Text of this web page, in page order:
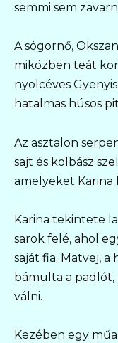
semmi sem
A sógornő,
miközben teát
nyolcéves
hatalmas húsos
Az asztalon
sajt és kolbász
amelyeket Karina
Karina tekintete
sarok felé, ahol
saját fia. Matvej,
bámulta a
válni.
Kezében egy